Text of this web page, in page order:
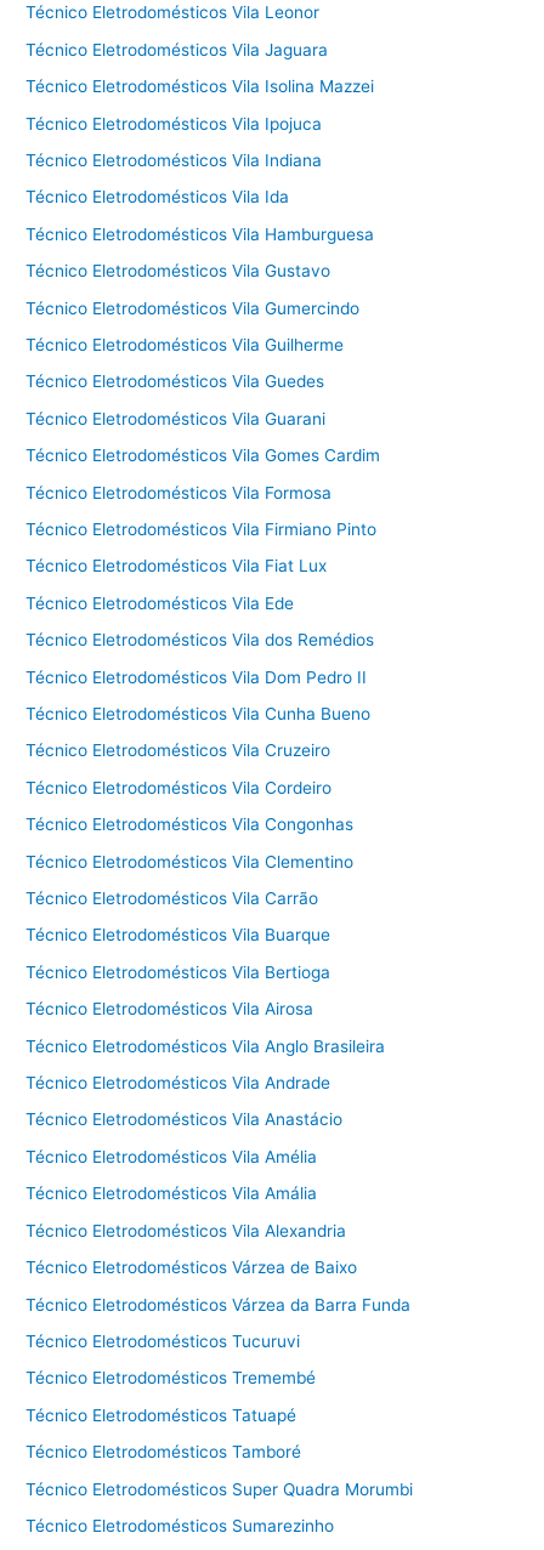
Técnico Eletrodomésticos Vila Leonor
Técnico Eletrodomésticos Vila Jaguara
Técnico Eletrodomésticos Vila Isolina Mazzei
Técnico Eletrodomésticos Vila Ipojuca
Técnico Eletrodomésticos Vila Indiana
Técnico Eletrodomésticos Vila Ida
Técnico Eletrodomésticos Vila Hamburguesa
Técnico Eletrodomésticos Vila Gustavo
Técnico Eletrodomésticos Vila Gumercindo
Técnico Eletrodomésticos Vila Guilherme
Técnico Eletrodomésticos Vila Guedes
Técnico Eletrodomésticos Vila Guarani
Técnico Eletrodomésticos Vila Gomes Cardim
Técnico Eletrodomésticos Vila Formosa
Técnico Eletrodomésticos Vila Firmiano Pinto
Técnico Eletrodomésticos Vila Fiat Lux
Técnico Eletrodomésticos Vila Ede
Técnico Eletrodomésticos Vila dos Remédios
Técnico Eletrodomésticos Vila Dom Pedro II
Técnico Eletrodomésticos Vila Cunha Bueno
Técnico Eletrodomésticos Vila Cruzeiro
Técnico Eletrodomésticos Vila Cordeiro
Técnico Eletrodomésticos Vila Congonhas
Técnico Eletrodomésticos Vila Clementino
Técnico Eletrodomésticos Vila Carrão
Técnico Eletrodomésticos Vila Buarque
Técnico Eletrodomésticos Vila Bertioga
Técnico Eletrodomésticos Vila Airosa
Técnico Eletrodomésticos Vila Anglo Brasileira
Técnico Eletrodomésticos Vila Andrade
Técnico Eletrodomésticos Vila Anastácio
Técnico Eletrodomésticos Vila Amélia
Técnico Eletrodomésticos Vila Amália
Técnico Eletrodomésticos Vila Alexandria
Técnico Eletrodomésticos Várzea de Baixo
Técnico Eletrodomésticos Várzea da Barra Funda
Técnico Eletrodomésticos Tucuruvi
Técnico Eletrodomésticos Tremembé
Técnico Eletrodomésticos Tatuapé
Técnico Eletrodomésticos Tamboré
Técnico Eletrodomésticos Super Quadra Morumbi
Técnico Eletrodomésticos Sumarezinho